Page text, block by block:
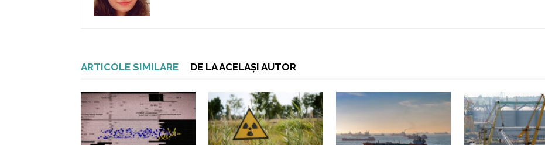
ARTICOLE SIMILARE DE LA ACELAȘI AUTOR